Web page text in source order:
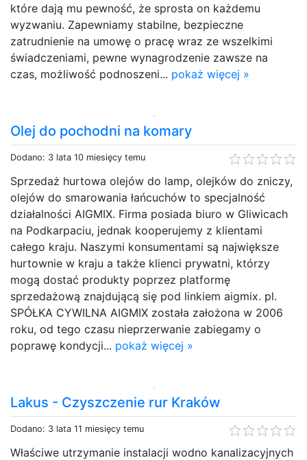
które dają mu pewność, że sprosta on każdemu
wyzwaniu. Zapewniamy stabilne, bezpieczne
zatrudnienie na umowę o pracę wraz ze wszelkimi
świadczeniami, pewne wynagrodzenie zawsze na
czas, możliwość podnoszeni... pokaż więcej »
Olej do pochodni na komary
Dodano: 3 lata 10 miesięcy temu
Sprzedaż hurtowa olejów do lamp, olejków do zniczy,
olejów do smarowania łańcuchów to specjalność
działalności AIGMIX. Firma posiada biuro w Gliwicach
na Podkarpaciu, jednak kooperujemy z klientami
całego kraju. Naszymi konsumentami są największe
hurtownie w kraju a także klienci prywatni, którzy
mogą dostać produkty poprzez platformę
sprzedażową znajdującą się pod linkiem aigmix. pl.
SPÓŁKA CYWILNA AIGMIX została założona w 2006
roku, od tego czasu nieprzerwanie zabiegamy o
poprawę kondycji... pokaż więcej »
Lakus - Czyszczenie rur Kraków
Dodano: 3 lata 11 miesięcy temu
Właściwe utrzymanie instalacji wodno kanalizacyjnych